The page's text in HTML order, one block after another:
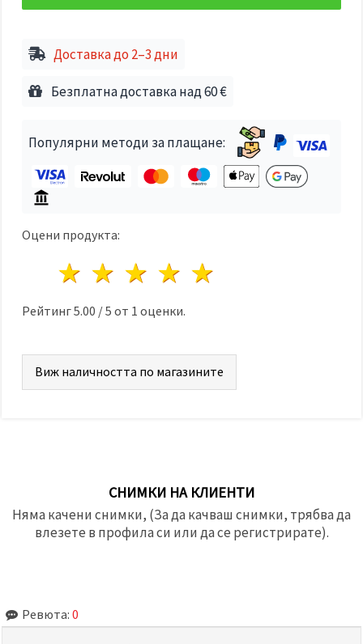
всички
Настройки
Доставка до 2–3 дни
Безплатна доставка над 60 €
Популярни методи за плащане:
Оцени продукта:
4 звезди
3 звезди
2 звезди
1 звезда
Рейтинг5.00 /5 от 1 оценки.
Виж наличността по магазините
СНИМКИ НА КЛИЕНТИ
Няма качени снимки, (За да качваш снимки, трябва да
влезете в профила си или да се регистрирате).
Ревюта: 0